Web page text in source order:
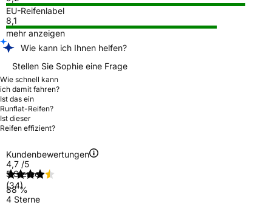
EU-Reifenlabel
8,1
mehr anzeigen
Wie kann ich Ihnen helfen?
Stellen Sie Sophie eine Frage
Wie schnell kann
ich damit fahren?
Ist das ein
Runflat-Reifen?
Ist dieser
Reifen effizient?
Kundenbewertungen
4,7 /5
(34)
5 Sterne
88 %
4 Sterne